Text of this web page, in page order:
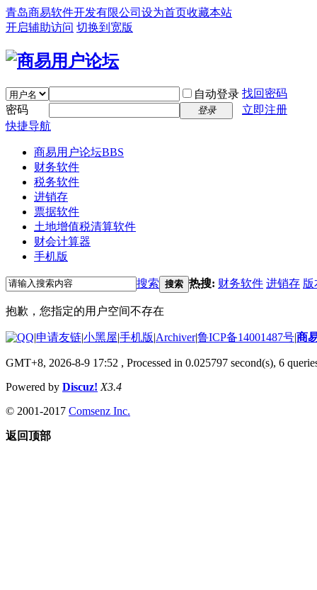
青岛商易软件开发有限公司 设为首页收藏本站
开启辅助访问 切换到宽版
自动登录 找回密码
密码
登录
立即注册
快捷导航
商易用户论坛BBS
财务软件
税务软件
进销存
票据软件
土地增值税清算软件
财会计算器
手机版
搜索 搜索 热搜: 财务软件 进销存 版
抱歉，您指定的用户空间不存在
|申请友链|小黑屋|手机版|Archiver|鲁ICP备14001487号|商
GMT+8, 2026-8-9 17:52 , Processed in 0.025797 second(s), 6
Powered by Discuz! X3.4
© 2001-2017 Comsenz Inc.
返回顶部